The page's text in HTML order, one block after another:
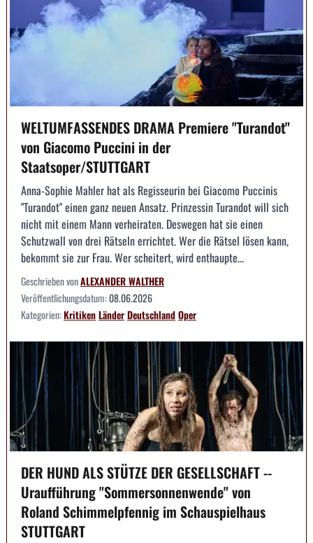
WELTUMFASSENDES DRAMA Premiere "Turandot"
von Giacomo Puccini in der
Staatsoper/STUTTGART
Anna-Sophie Mahler hat als Regisseurin bei Giacomo Puccinis
"Turandot" einen ganz neuen Ansatz. Prinzessin Turandot will sich
nicht mit einem Mann verheiraten. Deswegen hat sie einen
Schutzwall von drei Rätseln errichtet. Wer die Rätsel lösen kann,
bekommt sie zur Frau. Wer scheitert, wird enthaupte...
Geschrieben vonALEXANDER WALTHER
Veröffentlichungsdatum:08.06.2026
Kategorien:KritikenLänderDeutschlandOper
DER HUND ALS STÜTZE DER GESELLSCHAFT --
Uraufführung "Sommersonnenwende" von
Roland Schimmelpfennig im Schauspielhaus
STUTTGART